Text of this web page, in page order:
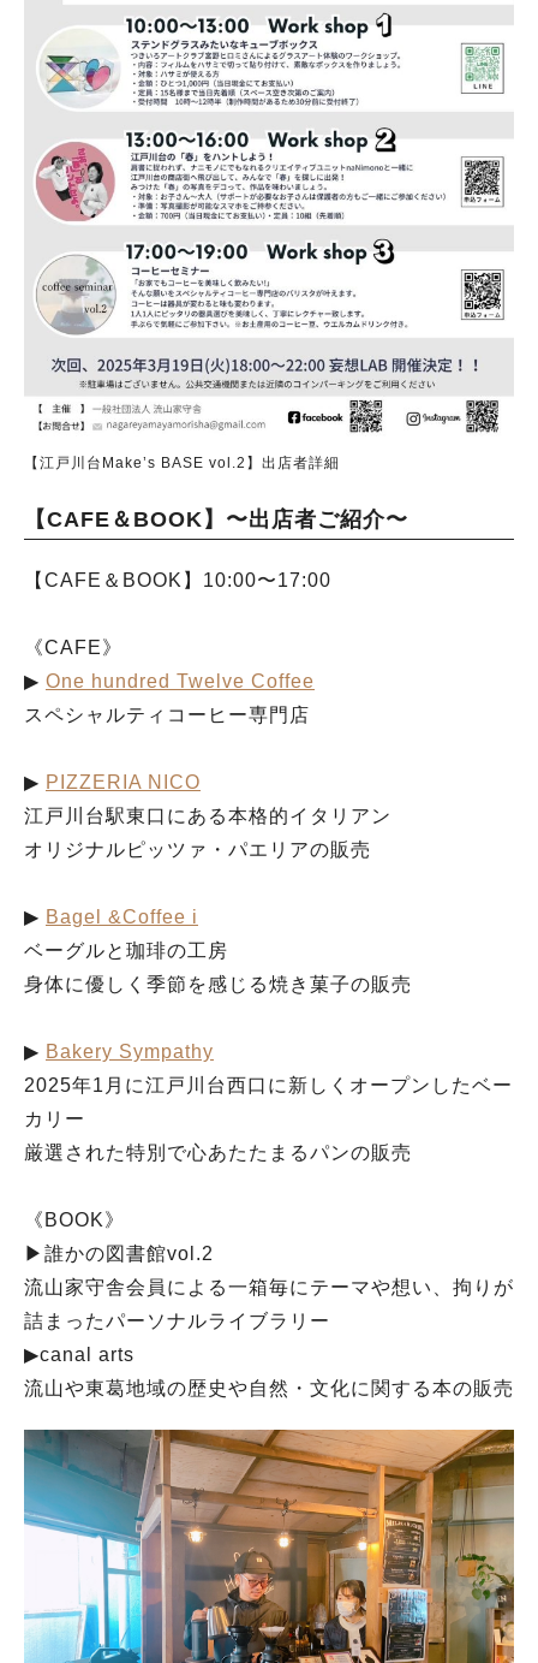
【江戸川台Make’s BASE vol.2】出店者詳細
【CAFE＆BOOK】〜出店者ご紹介〜
【CAFE＆BOOK】10:00〜17:00
《CAFE》
▶︎ One hundred Twelve Coffee
スペシャルティコーヒー専門店
▶︎ PIZZERIA NICO
江戸川台駅東口にある本格的イタリアン
オリジナルピッツァ・パエリアの販売
▶︎ Bagel &Coffee i
ベーグルと珈琲の工房
身体に優しく季節を感じる焼き菓子の販売
▶︎ Bakery Sympathy
2025年1月に江戸川台西口に新しくオープンしたベー
カリー
厳選された特別で心あたたまるパンの販売
《BOOK》
▶︎誰かの図書館vol.2
流山家守舎会員による一箱毎にテーマや想い、拘りが
詰まったパーソナルライブラリー
▶︎canal arts
流山や東葛地域の歴史や自然・文化に関する本の販売